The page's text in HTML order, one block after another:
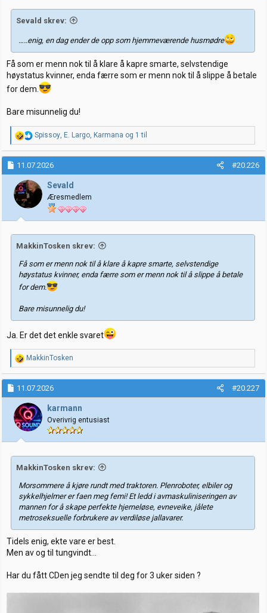
Sevald skrev:
…..enig, en dag ender de opp som hjemmeværende husmødre
Få som er menn nok til å klare å kapre smarte, selvstendige
høystatus kvinner, enda færre som er menn nok til å slippe å betale
for dem.
Bare misunnelig du!
R
e
a
k
s
j
o
r
Spissoy, E. Largo, Karmana og 1 til
11.07.2026 #20.226
Sevald
Æresmedlem
MakkinTosken skrev:
Få som er menn nok til å klare å kapre smarte, selvstendige
høystatus kvinner, enda færre som er menn nok til å slippe å betale
for dem.
Bare misunnelig du!
Ja. Er det det enkle svaret
R
e
a
k
s
j
o
n
e
r
MakkinTosken
11.07.2026 #20.227
karmann
Overivrig entusiast
MakkinTosken skrev:
Morsommere å kjøre rundt med traktoren. Plenroboter, elbiler og
sykkelhjelmer er faen meg femi! Et ledd i avmaskuliniseringen av
mannen for å skape perfekte hjerneløse, evneveike, jålete
metroseksuelle forbrukere av verdiløse jallavarer.
Tidels enig, ekte vare er best.
Men av og til tungvindt...
Har du fått CDen jeg sendte til deg for 3 uker siden ?